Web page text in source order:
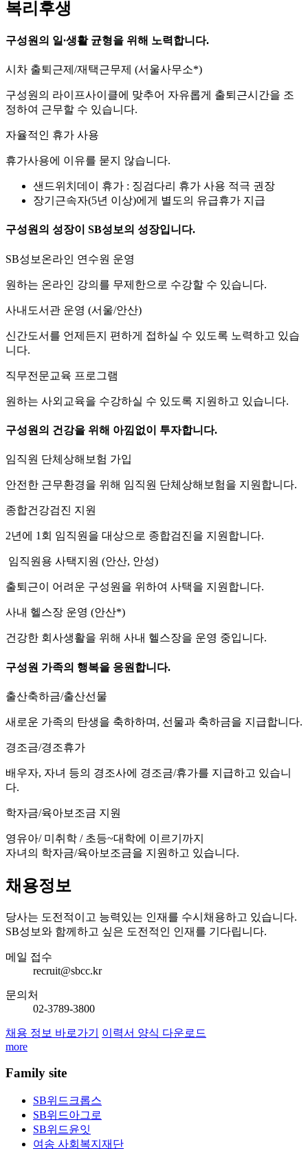
복리후생
구성원의 일∙생활 균형을 위해 노력합니다.
시차 출퇴근제/재택근무제 (서울사무소*)
구성원의 라이프사이클에 맞추어 자유롭게 출퇴근시간을 조
정하여 근무할 수 있습니다.
자율적인 휴가 사용
휴가사용에 이유를 묻지 않습니다.
샌드위치데이 휴가 : 징검다리 휴가 사용 적극 권장
장기근속자(5년 이상)에게 별도의 유급휴가 지급
구성원의 성장이 SB성보의 성장입니다.
SB성보온라인 연수원 운영
원하는 온라인 강의를 무제한으로 수강할 수 있습니다.
사내도서관 운영 (서울/안산)
신간도서를 언제든지 편하게 접하실 수 있도록 노력하고 있습
니다.
직무전문교육 프로그램
원하는 사외교육을 수강하실 수 있도록 지원하고 있습니다.
구성원의 건강을 위해 아낌없이 투자합니다.
임직원 단체상해보험 가입
안전한 근무환경을 위해 임직원 단체상해보험을 지원합니다.
종합건강검진 지원
2년에 1회 임직원을 대상으로 종합검진을 지원합니다.
임직원용 사택지원 (안산, 안성)
출퇴근이 어려운 구성원을 위하여 사택을 지원합니다.
사내 헬스장 운영 (안산*)
건강한 회사생활을 위해 사내 헬스장을 운영 중입니다.
구성원 가족의 행복을 응원합니다.
출산축하금/출산선물
새로운 가족의 탄생을 축하하며, 선물과 축하금을 지급합니다.
경조금/경조휴가
배우자, 자녀 등의 경조사에 경조금/휴가를 지급하고 있습니
다.
학자금/육아보조금 지원
영유아/ 미취학 / 초등~대학에 이르기까지
자녀의 학자금/육아보조금을 지원하고 있습니다.
채용정보
당사는 도전적이고 능력있는 인재를 수시채용하고 있습니다.
SB성보와 함께하고 싶은 도전적인 인재를 기다립니다.
메일 접수
recruit@sbcc.kr
문의처
02-3789-3800
채용 정보 바로가기
이력서 양식 다운로드
more
Family site
SB위드크롭스
SB위드아그로
SB위드윤잇
여송 사회복지재단